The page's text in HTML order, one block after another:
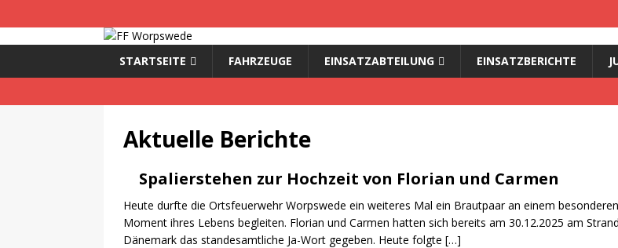
STARTSEITE FAHRZEUGE EINSATZABTEILUNG EINSATZBERICHTE
Aktuelle Berichte
Spalierstehen zur Hochzeit von Florian und Carmen
Heute durfte die Ortsfeuerwehr Worpswede ein weiteres Mal ein Brautpaar an einem besonderen
Moment ihres Lebens begleiten. Florian und Carmen hatten sich bereits am 30.12.2025 am
Dänemark das standesamtliche Ja-Wort gegeben. Heute folgte […]